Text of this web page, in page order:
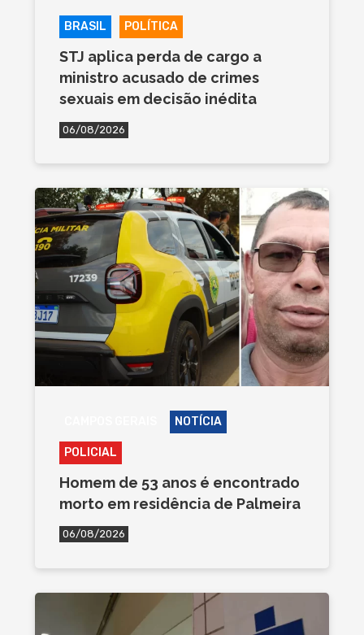
BRASIL POLÍTICA
STJ aplica perda de cargo a
ministro acusado de crimes
sexuais em decisão inédita
06/08/2026
NOTÍCIA
POLICIAL
Homem de 53 anos é encontrado
morto em residência de Palmeira
06/08/2026